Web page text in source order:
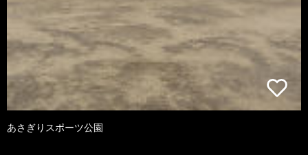
あさぎりスポーツ公園